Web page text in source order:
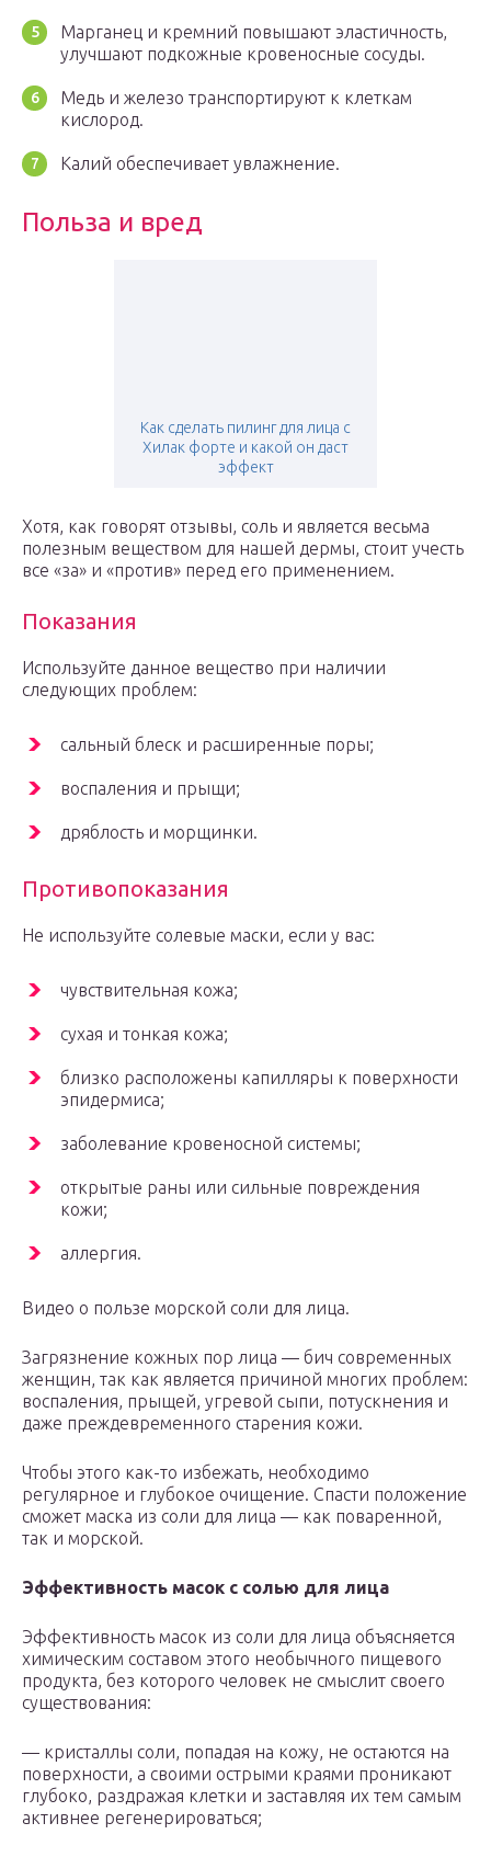
Марганец и кремний повышают эластичность,
улучшают подкожные кровеносные сосуды.
Медь и железо транспортируют к клеткам
кислород.
Калий обеспечивает увлажнение.
Польза и вред
Как сделать пилинг для лица с
Хилак форте и какой он даст
эффект
Хотя, как говорят отзывы, соль и является весьма
полезным веществом для нашей дермы, стоит учесть
все «за» и «против» перед его применением.
Показания
Используйте данное вещество при наличии
следующих проблем:
сальный блеск и расширенные поры;
воспаления и прыщи;
дряблость и морщинки.
Противопоказания
Не используйте солевые маски, если у вас:
чувствительная кожа;
сухая и тонкая кожа;
близко расположены капилляры к поверхности
эпидермиса;
заболевание кровеносной системы;
открытые раны или сильные повреждения
кожи;
аллергия.
Видео о пользе морской соли для лица.
Загрязнение кожных пор лица — бич современных
женщин, так как является причиной многих проблем:
воспаления, прыщей, угревой сыпи, потускнения и
даже преждевременного старения кожи.
Чтобы этого как-то избежать, необходимо
регулярное и глубокое очищение. Спасти положение
сможет маска из соли для лица — как поваренной,
так и морской.
Эффективность масок с солью для лица
Эффективность масок из соли для лица объясняется
химическим составом этого необычного пищевого
продукта, без которого человек не смыслит своего
существования:
— кристаллы соли, попадая на кожу, не остаются на
поверхности, а своими острыми краями проникают
глубоко, раздражая клетки и заставляя их тем самым
активнее регенерироваться;